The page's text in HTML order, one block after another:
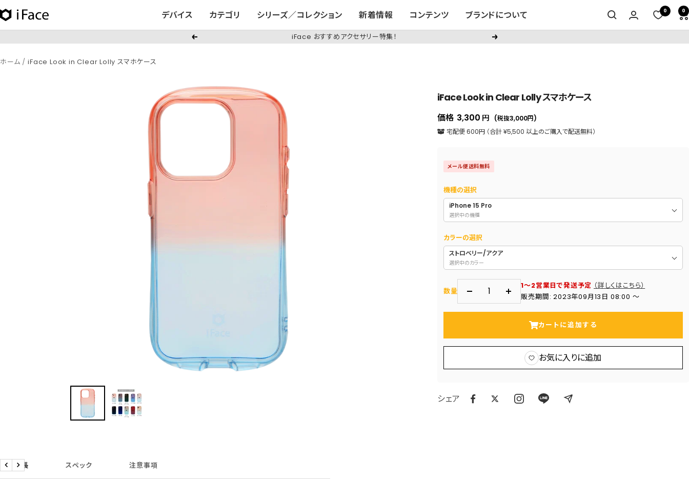
コ
ン
ツ
デバイス カテゴリ シリーズ／コレクション 新着情報 コンテンツ ブランドについて
iFace
日
本
公
0 0
戻
iFace おすすめアクセサリー特集！
次
ホーム iFace Look in Clear Lolly スマホケース
iFace Look in Clear Lolly スマホケース
価格 セ
ー
価
格
3,300 円 (税抜3,000円)
宅配便 600円 （合計 ¥5,500 以上のご購入で配送無料）
メール便送料無料
機種の選択
iPhone 15 Pro
選択中の機種
カラーの選択
ストロベリー/アクア
選択中のカラー
数量
量
減
す
数
量
増
す
1～2営業日で発送予定 （詳しくはこちら）
販売期間: 2023年09月13日 08:00 〜
カートに追加する
お気に入りに追加
シェア
商品特長 スペック 注意事項
戻 次